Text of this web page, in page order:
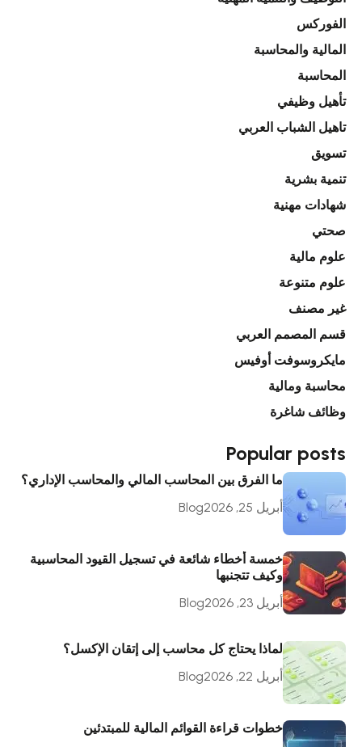
الفوركس
المالية والمحاسبة
المحاسبة
تأهيل وظيفي
تاهيل الشباب العربي
تسويق
تنمية بشرية
شهادات مهنية
صحتي
علوم مالية
علوم متنوعة
غير مصنف
قسم المصمم العربي
مايكروسوفت أوفيس
محاسبة ومالية
وظائف شاغرة
Popular posts
ما الفرق بين المحاسب المالي والمحاسب الإداري؟
أبريل 25, 2026
Blog
خمسة أخطاء شائعة في تسجيل القيود المحاسبية
وكيف تتجنبها
أبريل 23, 2026
Blog
لماذا يحتاج كل محاسب إلى إتقان الإكسل؟
أبريل 22, 2026
Blog
خطوات قراءة القوائم المالية للمبتدئين